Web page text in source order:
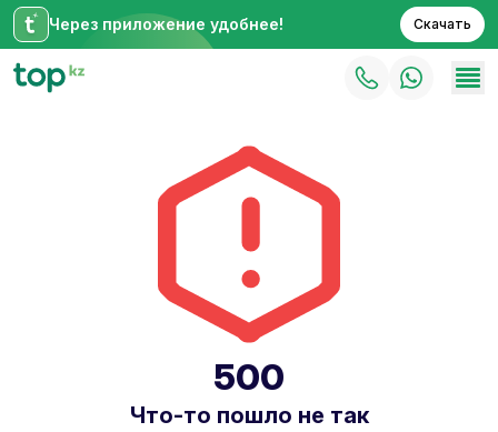
Через приложение удобнее! Скачать
500
Что-то пошло не так